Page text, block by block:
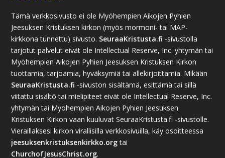
Tämä verkkosivusto ei ole Myöhempien Aikojen Pyhien
Jeesuksen Kristuksen kirkon (myös mormoni- tai MAP-
kirkkona tunnettu) sivusto. SeuraaKristusta.fi -sivustolla
tarjotut palvelut eivät ole Intellectual Reserve, Inc. yhtymän tai
Myöhempien Aikojen Pyhien Jeesuksen Kristuksen Kirkon
tuottamia, tarjoamia, hyväksymiä tai allekirjoittamia. Mikään
SeuraaKristusta.fi -sivuston sisältämä, esittämä tai sillä
viitattu sisältö tai mielipiteet eivät ole Intellectual Reserve, Inc.
yhtymän tai Myöhempien Aikojen Pyhien Jeesuksen
Kristuksen Kirkon vaan kuuluvat SeuraaKristusta.fi -sivustolle.
Vieraillaksesi kirkon virallisilla verkkosivuilla, käy osoitteessa
jeesuksenkristuksenkirkko.orgtai
ChurchofJesusChrist.org.